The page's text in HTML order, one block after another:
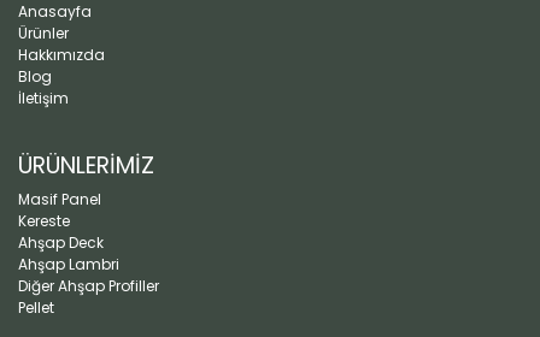
Anasayfa
Ürünler
Hakkımızda
Blog
İletişim
ÜRÜNLERİMİZ
Masif Panel
Kereste
Ahşap Deck
Ahşap Lambri
Diğer Ahşap Profiller
Pellet